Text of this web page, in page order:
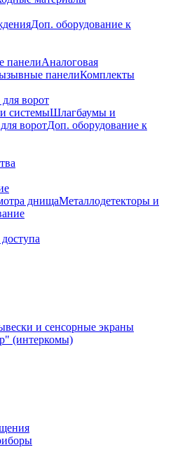
Доп. оборудование к
панелиАналоговая
панелиКомплекты
ворот
системыШлагбаумы и
воротДоп. оборудование к
днищаМеталлодетекторы и
и сенсорные экраны
(интеркомы)